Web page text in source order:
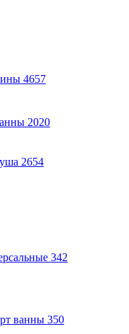
4657
2020
2654
342
ванны 350